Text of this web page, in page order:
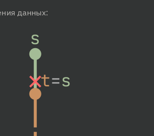
данных: